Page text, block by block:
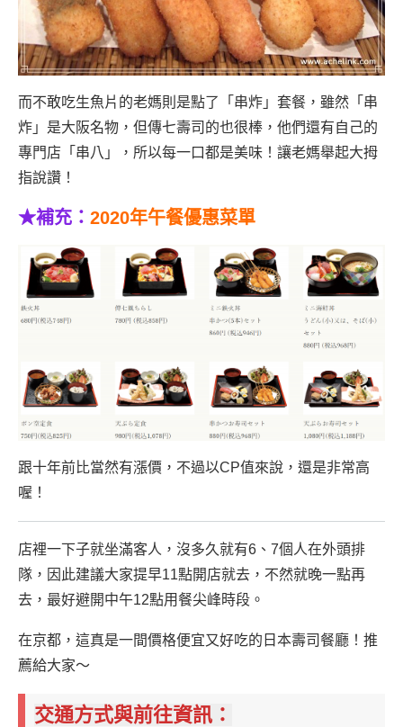
而不敢吃生魚片的老媽則是點了「串炸」套餐，雖然「串
炸」是大阪名物，但傳七壽司的也很棒，他們還有自己的
專門店「串八」，所以每一口都是美味！讓老媽舉起大拇
指說讚！
★補充： 2020年午餐優惠菜單
跟十年前比當然有漲價，不過以CP值來說，還是非常高
喔！
店裡一下子就坐滿客人，沒多久就有6、7個人在外頭排
隊，因此建議大家提早11點開店就去，不然就晚一點再
去，最好避開中午12點用餐尖峰時段。
在京都，這真是一間價格便宜又好吃的日本壽司餐廳！推
薦給大家～
交通方式與前往資訊：